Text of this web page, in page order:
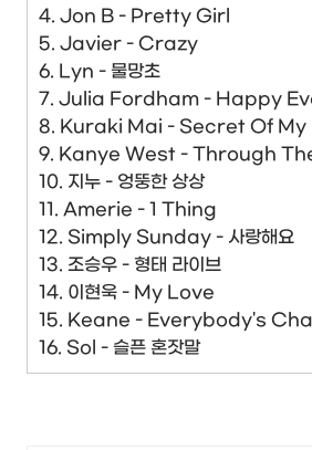
4. Jon B - Pretty Girl
5. Javier - Crazy
6. Lyn - 물망초
7. Julia Fordham - Happy
8. Kuraki Mai - Secret Of
9. Kanye West - Through
10. 지누 - 엉뚱한 상상
11. Amerie - 1 Thing
12. Simply Sunday - 사랑해요
13. 조승우 - 형태 라이브
14. 이현욱 - My Love
15. Keane - Everybody's
16. Sol - 슬픈 혼잣말